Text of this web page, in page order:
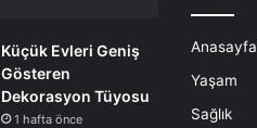
Küçük Evleri Geniş
Gösteren
Dekorasyon Tüyosu
1 hafta önce
Anasayfa
Yaşam
Sağlık